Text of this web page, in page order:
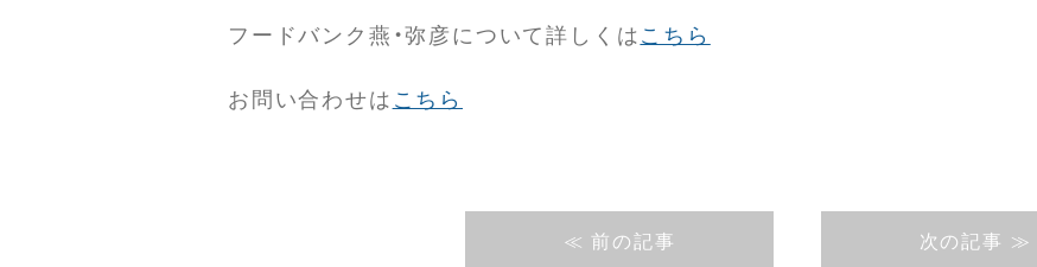
フードバンク燕・弥彦について詳しくはこちら
お問い合わせはこちら
≪ 前の記事 次の記事 ≫